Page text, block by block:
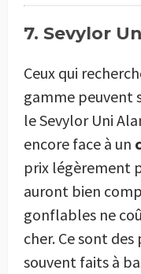
7. Sevylor
Ceux qui
gamme peuvent
le Sevylor Uni
encore face à un
prix légèrement
auront bien
gonflables ne
cher. Ce sont
souvent faits à